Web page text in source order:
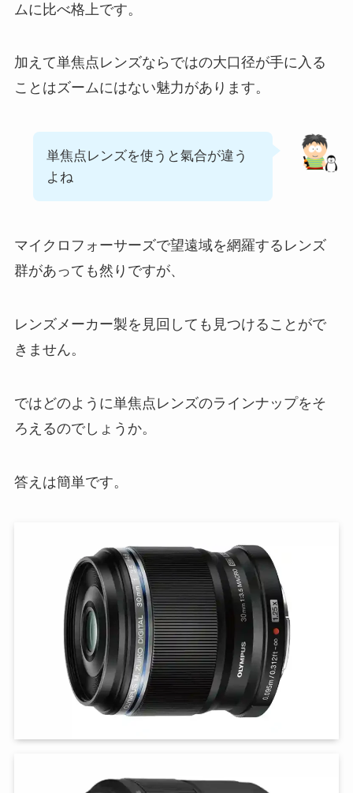
ムに比べ格上です。
加えて単焦点レンズならではの大口径が手に入る
ことはズームにはない魅力があります。
単焦点レンズを使うと氣合が違う
よね
マイクロフォーサーズで望遠域を網羅するレンズ
群があっても然りですが、
レンズメーカー製を見回しても見つけることがで
きません。
ではどのように単焦点レンズのラインナップをそ
ろえるのでしょうか。
答えは簡単です。